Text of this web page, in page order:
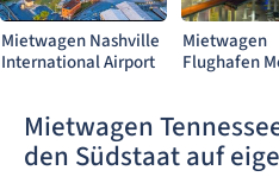
Mietwagen Nashville
International Airport
Mietwagen
Flughafen
Mietwagen
den Südstaat auf